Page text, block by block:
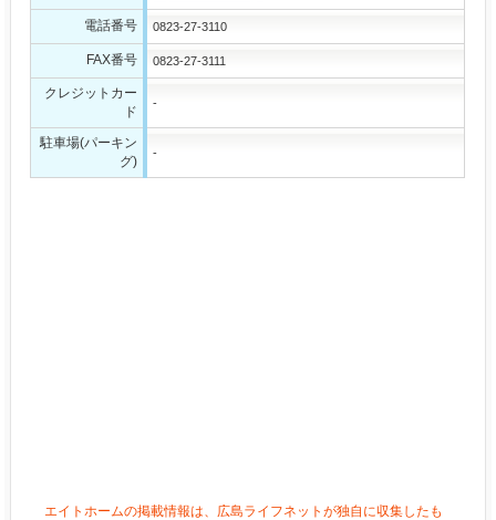
電話番号 0823-27-3110
FAX番号 0823-27-3111
クレジットカー
ド
-
駐車場(パーキン
グ)
-
エイトホームの掲載情報は、広島ライフネットが独自に収集したも